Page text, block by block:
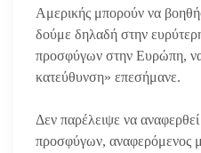
Αμερικής μπορούν να
δούμε δηλαδή στην
προσφύγων στην Ευρώπη,
κατεύθυνση» επεσήμανε.
Δεν παρέλειψε να
προσφύγων, αναφερόμενος